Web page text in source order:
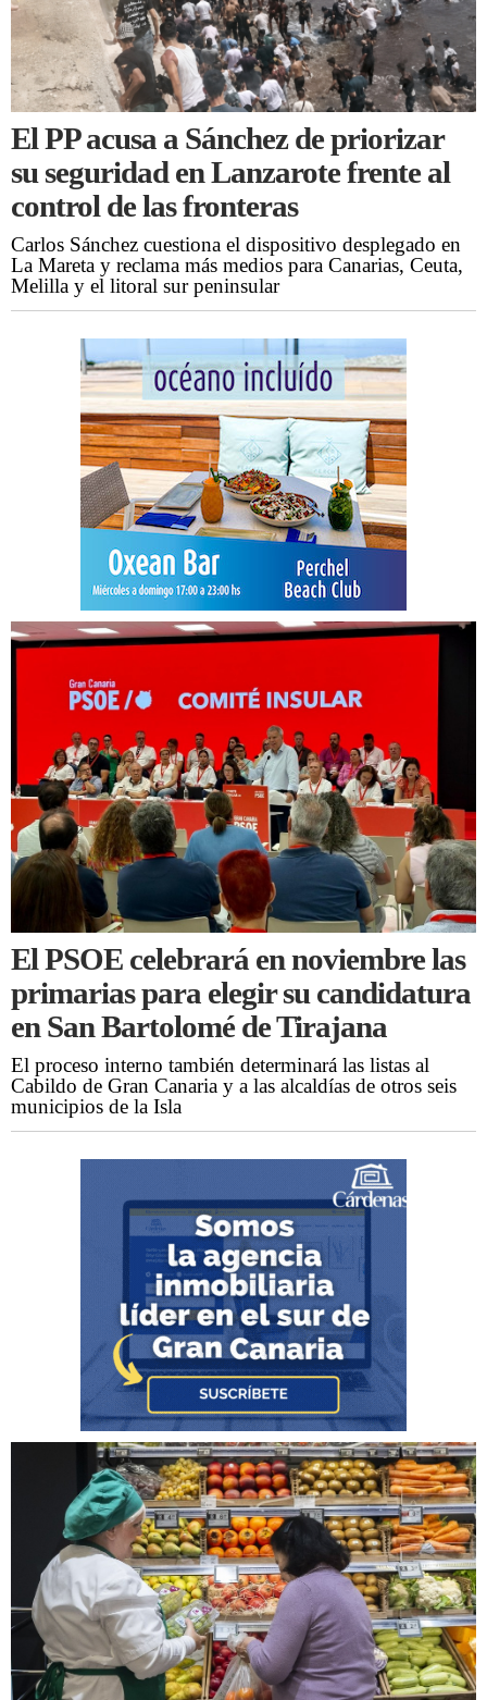
El PP acusa a Sánchez de priorizar
su seguridad en Lanzarote frente al
control de las fronteras
Carlos Sánchez cuestiona el dispositivo desplegado en
La Mareta y reclama más medios para Canarias, Ceuta,
Melilla y el litoral sur peninsular
El PSOE celebrará en noviembre las
primarias para elegir su candidatura
en San Bartolomé de Tirajana
El proceso interno también determinará las listas al
Cabildo de Gran Canaria y a las alcaldías de otros seis
municipios de la Isla